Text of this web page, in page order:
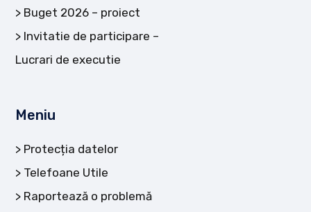
Buget 2026 – proiect
Invitatie de participare –
Lucrari de executie
Meniu
Protecția datelor
Telefoane Utile
Raportează o problemă